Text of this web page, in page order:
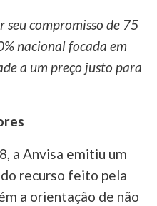
compromisso de 75
nacional focada em
a um preço justo para
a Anvisa emitiu um
recurso feito pela
a orientação de não